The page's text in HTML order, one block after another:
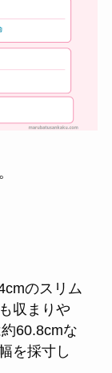
のスリム
収まりや
60.8cmな
を採寸し